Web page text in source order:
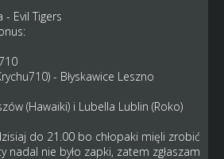
- Evil Tigers
- Błyskawice Leszno
(Hawaiki) i Lubella Lublin (Roko)
do 21.00 bo chłopaki mięli zrobić
nadal nie było zapki, zatem zgłaszam